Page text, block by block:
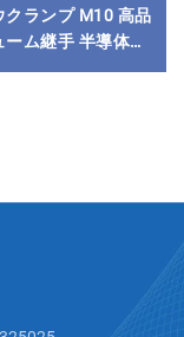
クランプ M10 高品
ム継手 半導体用